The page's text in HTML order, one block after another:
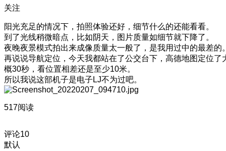
关注
阳光充足的情况下，拍照体验还好，细节什么的还能看看。
到了光线稍微暗点，比如阴天，图片质量如细节就下降了。
夜晚夜景模式拍出来成像质量太一般了，是我用过中的最差的
再说说导航定位，今天我都站在了公交台下，高德地图定位了
概30秒，看位置相差还是至少10米。
所以我说这部机子是电子LJ不为过吧。
517阅读
评论10
默认